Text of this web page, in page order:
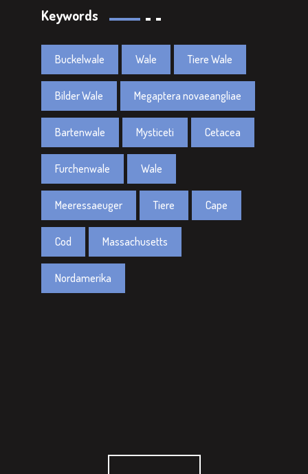
Keywords
Buckelwale Wale Tiere Wale
Bilder Wale Megaptera novaeangliae
Bartenwale Mysticeti Cetacea
Furchenwale Wale
Meeressaeuger Tiere Cape
Cod Massachusetts
Nordamerika